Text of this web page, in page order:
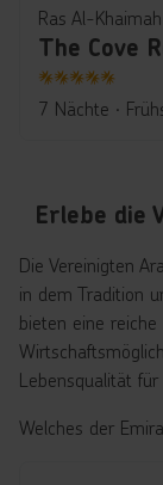
Ras Al-Khaimah
5
7 Nächte ∙
Erlebe die
Die Vereinigten
in dem Tradition
bieten eine
Lebensqualität
Welches der